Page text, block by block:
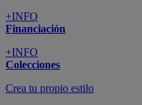
+INFO
Financiación
+INFO
Colecciones
Crea tu propio estilo